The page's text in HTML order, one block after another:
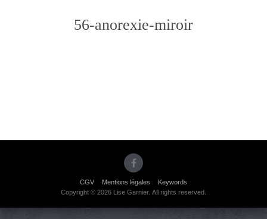
56-anorexie-miroir
CGV Mentions légales
Keywords
Copyright © 2026 Lise Garnier. All rights reserved.